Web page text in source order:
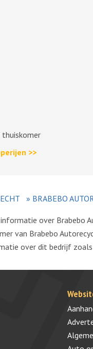
thuiskomer
>>
» BRABEBO
over Brabebo
van Brabebo
over dit bedrijf zoals